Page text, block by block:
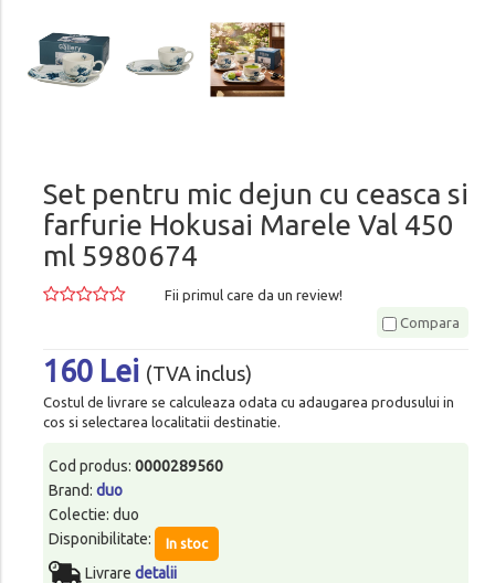
Set pentru mic dejun cu ceasca si
farfurie Hokusai Marele Val 450
ml 5980674
Fii primul care da un review!
Compara
160 Lei (TVA inclus)
Costul de livrare se calculeaza odata cu adaugarea produsului in
cos si selectarea localitatii destinatie.
Cod produs: 0000289560
Brand: duo
Colectie: duo
Disponibilitate:
In stoc
Livrare detalii